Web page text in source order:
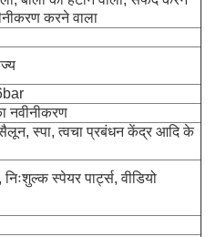
करने वाला
नवीनीकरण
सैलून, स्पा, त्वचा प्रबंधन केंद्र आदि के
स्पेयर पार्ट्स, वीडियो